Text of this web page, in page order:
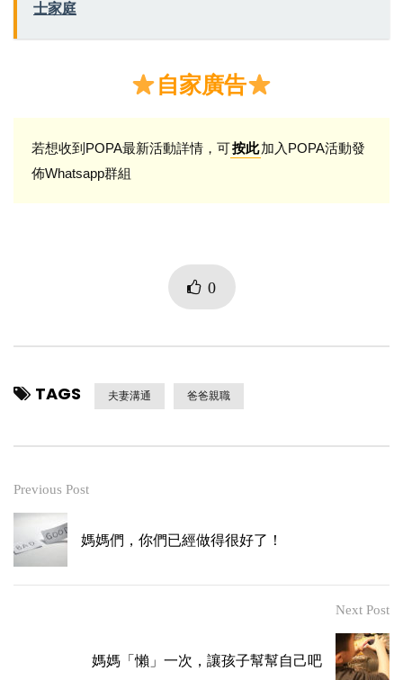
士家庭
自家廣告
若想收到POPA最新活動詳情，可按此加入POPA活動發
佈Whatsapp群組
0
TAGS 夫妻溝通 爸爸親職
Previous Post
媽媽們，你們已經做得很好了！
Next Post
媽媽「懶」一次，讓孩子幫幫自己吧